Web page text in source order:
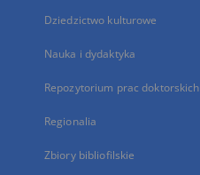
Dziedzictwo kulturowe
Nauka i dydaktyka
Repozytorium prac doktorskich
Regionalia
Zbiory bibliofilskie